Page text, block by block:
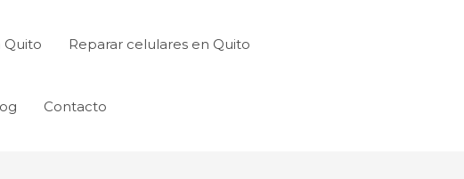
Quito Reparar celulares en Quito
Contacto